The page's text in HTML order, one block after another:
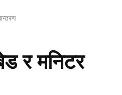
र मनिटर